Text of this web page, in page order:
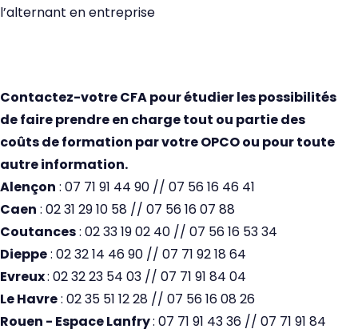
l’alternant en entreprise
Contactez-votre CFA pour étudier les possibilités
de faire prendre en charge tout ou partie des
coûts de formation par votre OPCO ou pour toute
autre information.
Alençon : 07 71 91 44 90 // 07 56 16 46 41
Caen : 02 31 29 10 58 // 07 56 16 07 88
Coutances: 02 33 19 02 40 // 07 56 16 53 34
Dieppe: 02 32 14 46 90 // 07 71 92 18 64
Evreux: 02 32 23 54 03 // 07 71 91 84 04
Le Havre: 02 35 51 12 28 // 07 56 16 08 26
Rouen - Espace Lanfry: 07 71 91 43 36 // 07 71 91 84